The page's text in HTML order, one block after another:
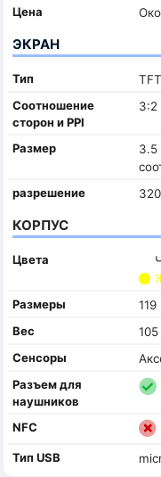
Цена
ЭКРАН
Тип
TFT
Соотношение
сторон и PPI
3:2
Размер 3.5
разрешение
КОРПУС
Цвета
Размеры
Вес
Сенсоры
Разъем для
наушников
NFC
Тип USB